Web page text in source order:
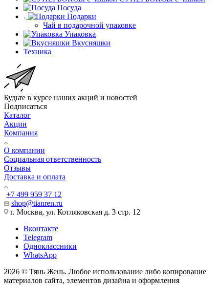
Посуда
Подарки
Чай в подарочной упаковке
Упаковка
Вкусняшки
Техника
Будьте в курсе наших акций и новостей
Подписаться
Каталог
Акции
Компания
О компании
Социальная ответственность
Отзывы
Доставка и оплата
+7 499 959 37 12
shop@tianren.ru
г. Москва, ул. Котляковская д. 3 стр. 12
Вконтакте
Telegram
Одноклассники
WhatsApp
2026 © Тянь Жень. Любое использование либо копирование
материалов сайта, элементов дизайна и оформления